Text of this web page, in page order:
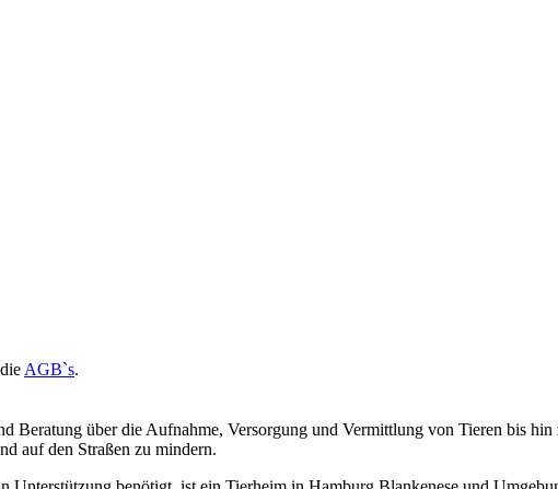
AGB`s.
Beratung über die Aufnahme, Versorgung und Vermittlung von Tieren bis
auf den Straßen zu mindern.